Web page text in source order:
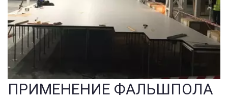
ПРИМЕНЕНИЕ ФАЛЬШПОЛА